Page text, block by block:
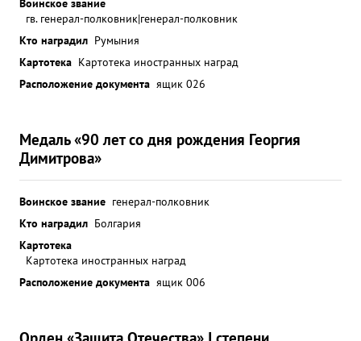
гв. генерал-полковник|генерал-полковник
Кто наградил Румыния
Картотека Картотека иностранных наград
Расположение документа ящик 026
Медаль «90 лет со дня рождения Георгия
Димитрова»
Воинское звание генерал-полковник
Кто наградил Болгария
Картотека
Картотека иностранных наград
Расположение документа ящик 006